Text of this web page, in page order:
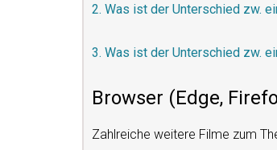
2. Was ist der Unterschied zw.
3. Was ist der Unterschied zw.
Browser (Edge,
Zahlreiche weitere Filme zum